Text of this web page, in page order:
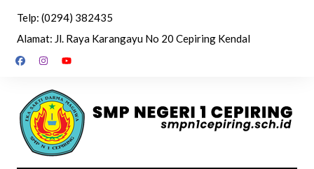
content
Telp: (0294) 382435
Alamat: Jl. Raya Karangayu No 20 Cepiring Kendal